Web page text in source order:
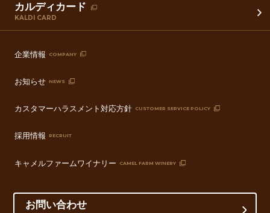
カルディカード
KALDI CARD
企業情報 COMPANY
お知らせ NEWS
カスタマーハラスメント対応方針 CUSTOMER SERVICE POLICY
採用情報 RECRUIT
キャメルファームワイナリー CAMEL FARM WINERY
お問い合わせ